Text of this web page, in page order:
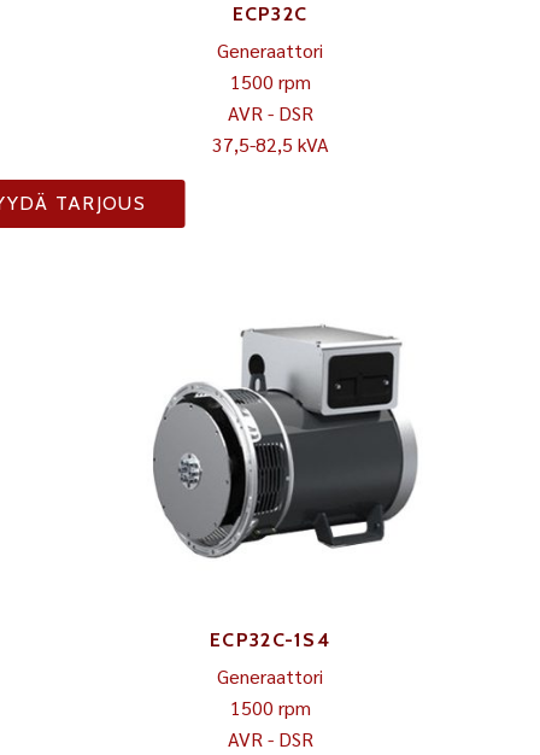
ECP32C
Generaattori
1500 rpm
AVR - DSR
37,5-82,5 kVA
TARJOUS
ECP32C-1S4
Generaattori
1500 rpm
AVR - DSR